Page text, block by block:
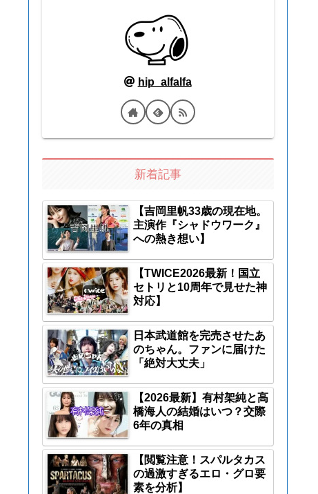
hip_alfalfa
新着記事
【吉岡里帆33歳の現在地。
主演作『シャドウワーク』
への熱き想い】
【TWICE2026最新！国立
セトリと10周年で見せた神
対応】
日本武道館を完売させたあ
のちゃん。ファンに届けた
「絶対大丈夫」
【2026最新】有村架純と高
橋海人の結婚はいつ？交際
6年の真相
【閲覧注意！スパルタカス
の過激すぎるエロ・グロ要
素を分析】